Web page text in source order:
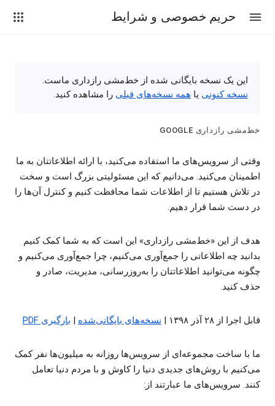
حریم خصوصی و شرایط
این یک نسخه بایگانی شده از خط‌مشی رازداری ماست.
نسخه کنونی یا همه نسخه‌های قبلی را مشاهده کنید.
خط‌مشی رازداری GOOGLE
وقتی از سرویس‌های ما استفاده می‌کنید، با ارائه اطلاعاتتان به ما
اطمینان می‌کنید. می‌دانیم که این مسئولیتی بزرگ است و سخت
در تلاش هستیم تا از اطلاعات شما محافظت کنیم و کنترل آن‌ها را
در دست شما قرار دهیم.
هدف از این «خط‌مشی رازداری» این است که به شما کمک کنیم
بدانید چه اطلاعاتی را جمع‌آوری می‌کنیم، چرا جمع‌آوری می‌کنیم و
چگونه می‌توانید اطلاعاتتان را به‌روزرسانی، مدیریت، صادر و
حذف کنید.
قابل اجرا از ۲۸ آذر ۱۳۹۸ | نسخه‌های بایگانی‌شده | بارگیری PDF
ما با ساخت مجموعه‌ای از سرویس‌ها روزانه به میلیون‌ها نفر کمک
می‌کنیم با روش‌های جدیدی دنیا را کاوش و با مردم دنیا تعامل
کنند. سرویس‌های ما عبارتند از: